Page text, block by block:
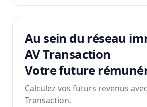
Au sein du réseau
AV Transaction
Votre future
Calculez vos futurs revenus
Transaction.